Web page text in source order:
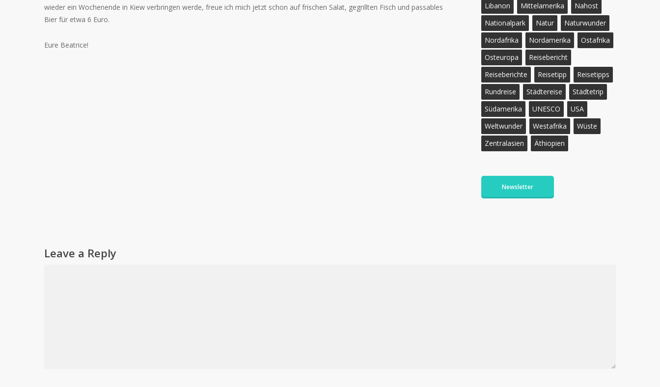
wieder ein Wochenende in Kiew verbringen werde, freue ich mich jetzt schon auf frischen Salat, gegrillten Fisch und passables
Bier für etwa 6 Euro.
Eure Beatrice!
Libanon
Mittelamerika
Nahost
Nationalpark
Natur
Naturwunder
Nordafrika
Nordamerika
Ostafrika
Osteuropa
Reisebericht
Reiseberichte
Reisetipp
Reisetipps
Rundreise
Städtereise
Städtetrip
Südamerika
UNESCO
USA
Weltwunder
Westafrika
Wüste
Zentralasien
Äthiopien
Newsletter
Leave a Reply